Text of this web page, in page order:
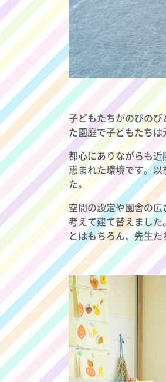
子どもたちがのびの
た園庭で子どもたち
都心にありながらも
恵まれた環境です。
た。
空間の設定や園舎の
考えて建て替えまし
とはもちろん、先生